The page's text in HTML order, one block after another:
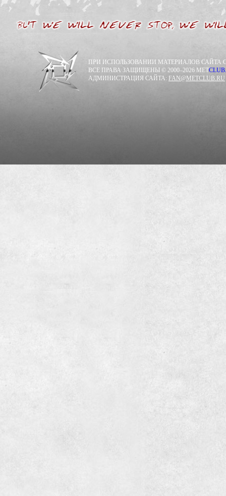
ПРИ ИСПОЛЬЗОВАНИИ МАТЕРИАЛОВ САЙТА
ВСЕ ПРАВА ЗАЩИЩЕНЫ © 2000–2026 METCLUB.
АДМИНИСТРАЦИЯ САЙТА: FAN@METCLUB.RU